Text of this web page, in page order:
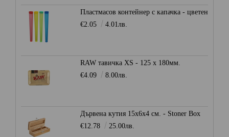
Пластмасов контейнер с капачка - цветен
€2.05
4.01лв.
RAW тавичка XS - 125 x 180мм.
€4.09
8.00лв.
Дървена кутия 15x6x4 см. - Stoner Box
€12.78
25.00лв.